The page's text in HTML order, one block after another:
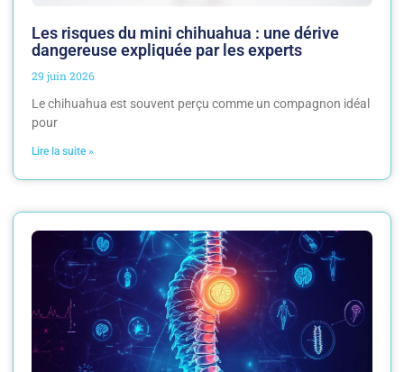
Les risques du mini chihuahua : une dérive
dangereuse expliquée par les experts
29 juin 2026
Le chihuahua est souvent perçu comme un compagnon idéal
pour
Lire la suite »